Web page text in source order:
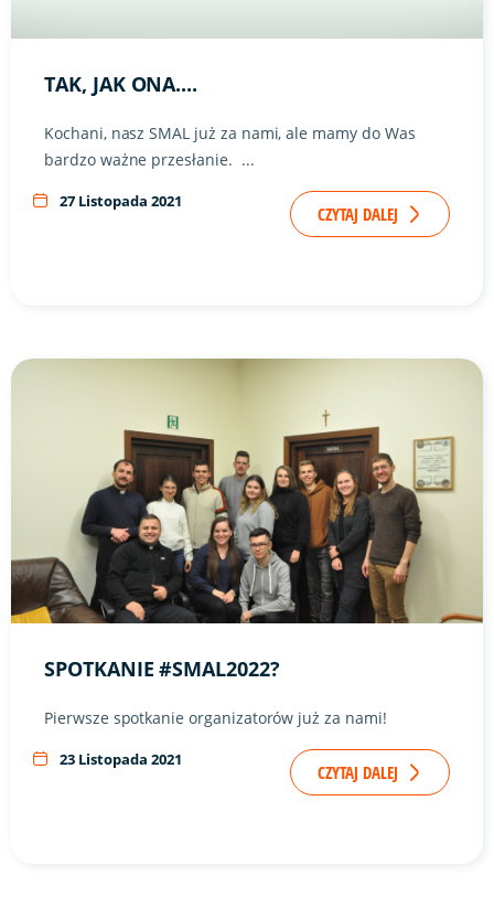
TAK, JAK ONA....
Kochani, nasz SMAL już za nami, ale mamy do Was
bardzo ważne przesłanie. ...
27 Listopada 2021
CZYTAJ DALEJ
Link do artykułu "SPOTKANIE #SMAL2022?" ze zdjęciem w
SPOTKANIE #SMAL2022?
Pierwsze spotkanie organizatorów już za nami!
23 Listopada 2021
CZYTAJ DALEJ